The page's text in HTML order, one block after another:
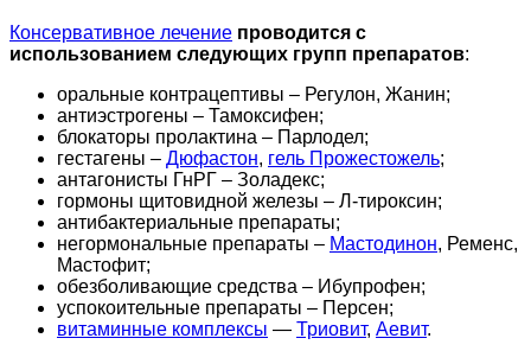
Консервативное лечение проводится с
использованием следующих групп препаратов:
оральные контрацептивы – Регулон, Жанин;
антиэстрогены – Тамоксифен;
блокаторы пролактина – Парлодел;
гестагены – Дюфастон, гель Прожестожель;
антагонисты ГнРГ – Золадекс;
гормоны щитовидной железы – Л-тироксин;
антибактериальные препараты;
негормональные препараты – Мастодинон, Ременс,
Мастофит;
обезболивающие средства – Ибупрофен;
успокоительные препараты – Персен;
витаминные комплексы — Триовит, Аевит.